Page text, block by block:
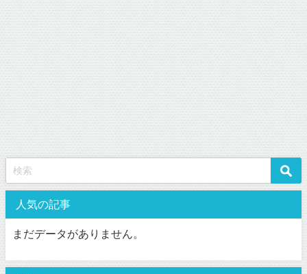
人気の記事
まだデータがありません。